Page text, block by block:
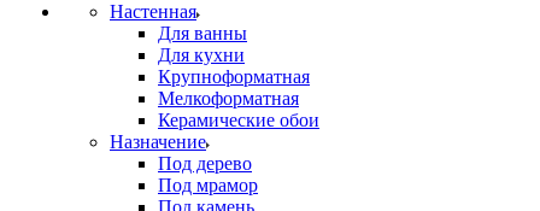
Настенная
Для ванны
Для кухни
Крупноформатная
Мелкоформатная
Керамические обои
Назначение
Под дерево
Под мрамор